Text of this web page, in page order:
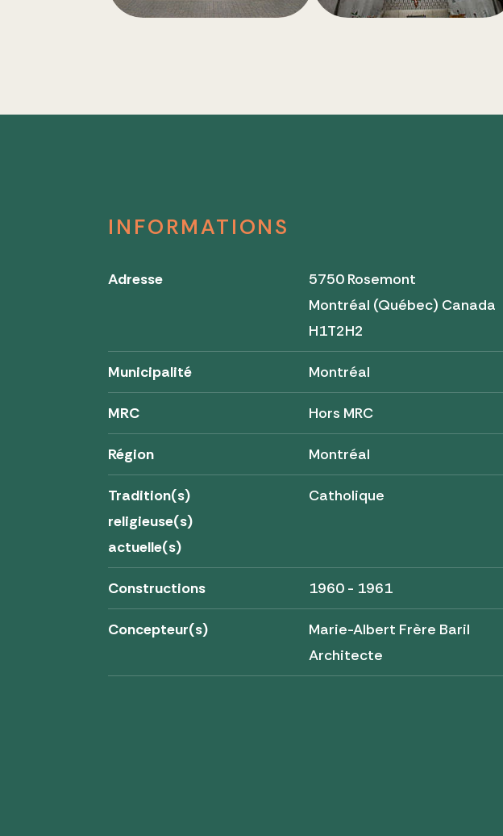
INFORMATIONS
Adresse
5750 Rosemont
Montréal (Québec) Canada
H1T2H2
Municipalité Montréal
MRC Hors MRC
Région Montréal
Tradition(s)
religieuse(s)
actuelle(s)
Catholique
Constructions 1960 - 1961
Concepteur(s)
Marie-Albert Frère Baril
Architecte